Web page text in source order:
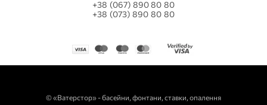
Що входить у вартість монтажу плівки
+38 (067) 890 80 80
+38 (073) 890 80 80
©«Ватерстор» - басейни, фонтани, ставки, опалення